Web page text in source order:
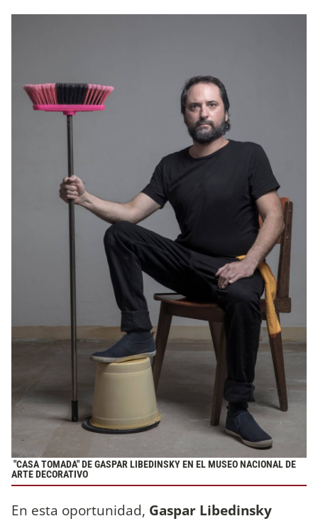
"CASA TOMADA" DE GASPAR LIBEDINSKY EN EL MUSEO NACIONAL DE
ARTE DECORATIVO
En esta oportunidad, Gaspar Libedinsky